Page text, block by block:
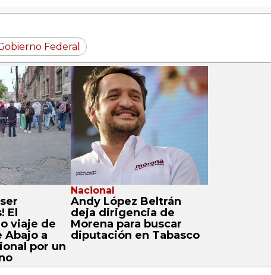
Federal
El
viaje de
Abajo a
por un
Nacional
Andy López Beltrán
deja dirigencia de
Morena para buscar
diputación en Tabasco